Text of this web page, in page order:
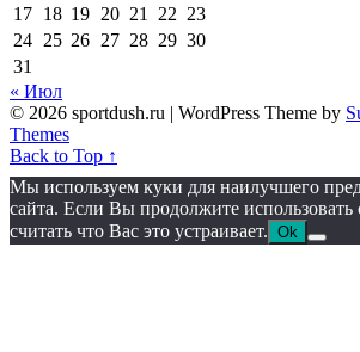
17 18 19 20 21 22 23
24 25 26 27 28 29 30
31
« Июл
© 2026 sportdush.ru | WordPress Theme by
Themes
Back to Top ↑
Мы используем куки для наилучшего
сайта. Если Вы продолжите использовать
считать что Вас это устраивает. Ok